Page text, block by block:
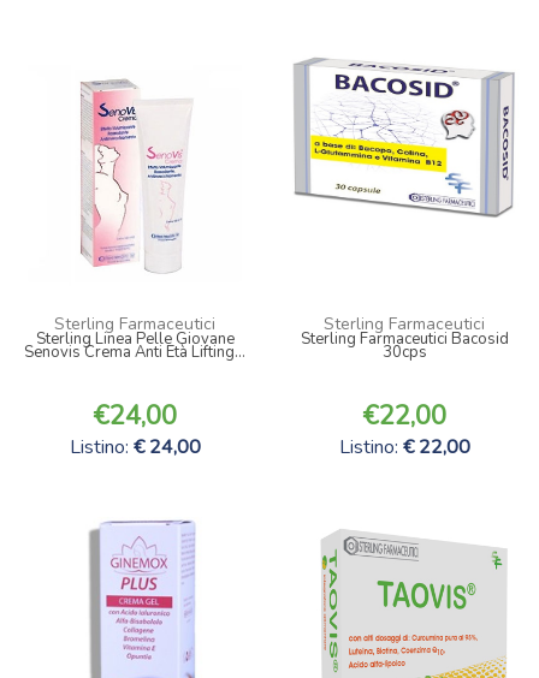
Sterling Farmaceutici
Sterling Linea Pelle Giovane
Senovis Crema Anti Età Lifting...
24,00
Listino: 24,00
Sterling Farmaceutici
Sterling Farmaceutici Bacosid
30cps
22,00
Listino: 22,00